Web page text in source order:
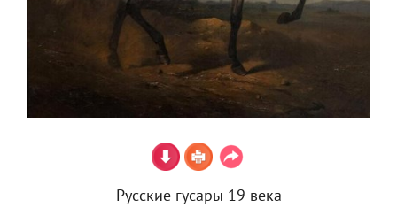
Русские гусары 19 века